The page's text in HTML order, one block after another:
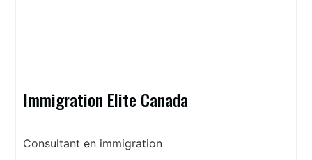
Immigration Elite Canada
Consultant en immigration